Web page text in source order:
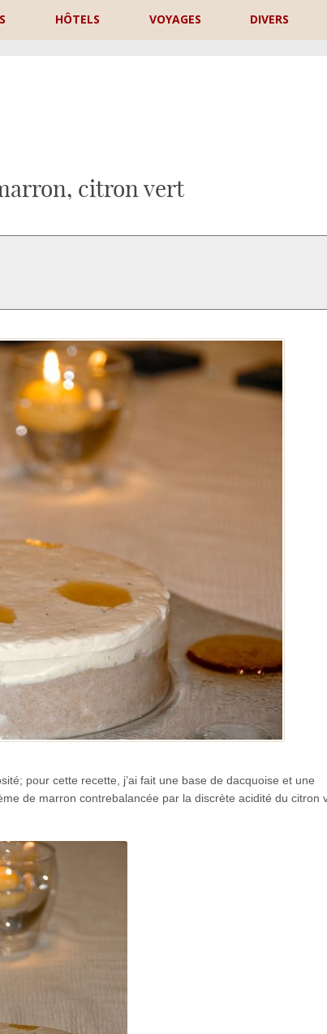
HÔTELS VOYAGES DIVERS
citron vert
pour cette recette, j’ai fait une base de dacquoise et une
de marron contrebalancée par la discrète acidité du citron